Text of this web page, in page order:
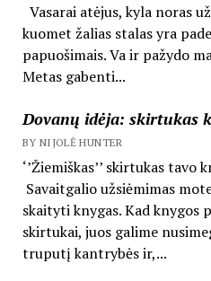
Vasarai atėjus, kyla noras
kuomet žalias stalas yra
papuošimais. Va ir pažydo
Metas gabenti...
Dovanų idėja: skirtukas
BY NIJOLĖ HUNTER
‘’Žiemiškas’’ skirtukas tavo
Savaitgalio užsiėmimas
skaityti knygas. Kad knygos
skirtukai, juos galime
truputį kantrybės ir,...